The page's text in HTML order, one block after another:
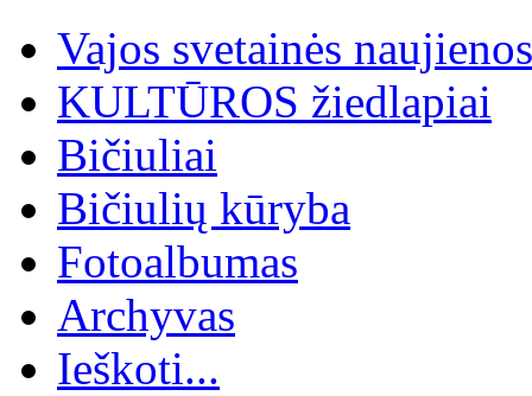
Vajos svetainės naujienos
KULTŪROS žiedlapiai
Bičiuliai
Bičiulių kūryba
Fotoalbumas
Archyvas
Ieškoti...